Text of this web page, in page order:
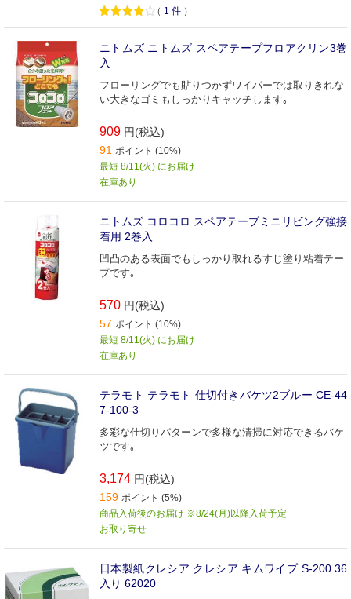
（ 1 件 ）
ニトムズ ニトムズ スペアテープフロアクリン3巻
入
フローリングでも貼りつかずワイパーでは取りきれな
い大きなゴミもしっかりキャッチします｡
909 円(税込)
91 ポイント (10%)
最短 8/11(火) にお届け
在庫あり
ニトムズ コロコロ スペアテープミニリビング強接
着用 2巻入
凹凸のある表面でもしっかり取れるすじ塗り粘着テー
プです｡
570 円(税込)
57 ポイント (10%)
最短 8/11(火) にお届け
在庫あり
テラモト テラモト 仕切付きバケツ2ブルー CE-44
7-100-3
多彩な仕切りパターンで多様な清掃に対応できるバケ
ツです｡
3,174 円(税込)
159 ポイント (5%)
商品入荷後のお届け ※8/24(月)以降入荷予定
お取り寄せ
日本製紙クレシア クレシア キムワイプ S-200 36
入り 62020